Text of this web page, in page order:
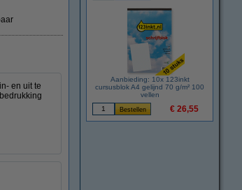
en uit te
Aanbieding: 10x 123inkt
cursusblok A4 gelijnd 70 g/m² 100
vellen
€ 26,55